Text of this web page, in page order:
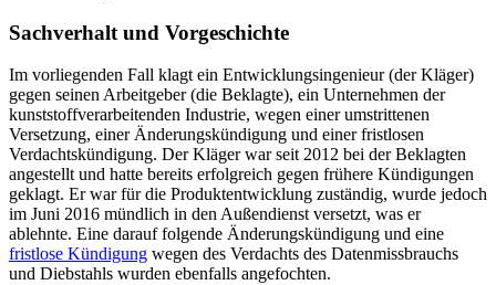
Sachverhalt und Vorgeschichte
Im vorliegenden Fall klagt ein Entwicklungsingenieur (der Kläger)
gegen seinen Arbeitgeber (die Beklagte), ein Unternehmen der
kunststoffverarbeitenden Industrie, wegen einer umstrittenen
Versetzung, einer Änderungskündigung und einer fristlosen
Verdachtskündigung. Der Kläger war seit 2012 bei der Beklagten
angestellt und hatte bereits erfolgreich gegen frühere Kündigungen
geklagt. Er war für die Produktentwicklung zuständig, wurde jedoch
im Juni 2016 mündlich in den Außendienst versetzt, was er
ablehnte. Eine darauf folgende Änderungskündigung und eine
fristlose Kündigung wegen des Verdachts des Datenmissbrauchs
und Diebstahls wurden ebenfalls angefochten.